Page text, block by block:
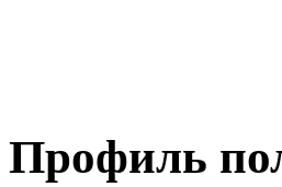
Профиль